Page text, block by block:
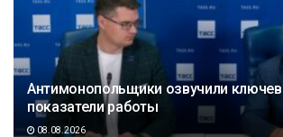
Антимонопольщики озвучили
показатели работы
08.08.2026